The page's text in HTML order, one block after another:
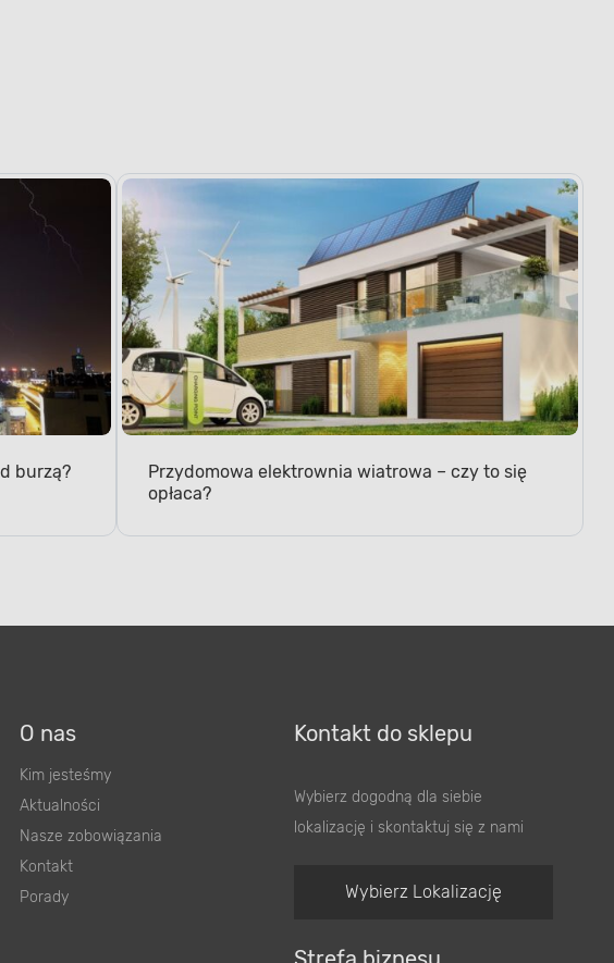
burzą?
Przydomowa elektrownia wiatrowa – czy to się
opłaca?
O nas
Kim jesteśmy
Aktualności
Nasze zobowiązania
Kontakt
Porady
Kontakt do sklepu
Wybierz dogodną dla siebie
lokalizację i skontaktuj się z nami
Wybierz Lokalizację